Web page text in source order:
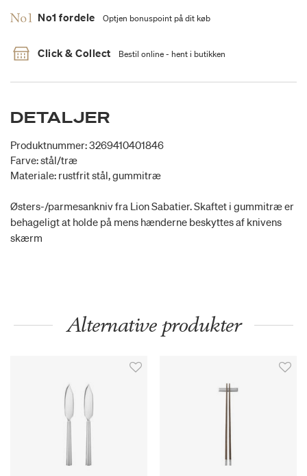
No1 fordele Optjen bonuspoint på dit køb
Click & Collect Bestil online - hent i butikken
DETALJER
Produktnummer: 3269410401846
Farve: stål/træ
Materiale: rustfrit stål, gummitræ
Østers-/parmesankniv fra Lion Sabatier. Skaftet i gummitræ er
behageligt at holde på mens hænderne beskyttes af knivens
skærm
Alternative produkter